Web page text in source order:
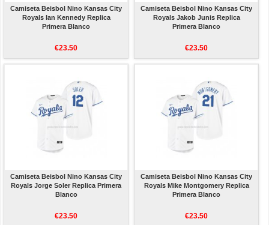
Camiseta Beisbol Nino Kansas City
Royals Ian Kennedy Replica
Primera Blanco
€23.50
Camiseta Beisbol Nino Kansas City
Royals Jakob Junis Replica
Primera Blanco
€23.50
Camiseta Beisbol Nino Kansas City
Royals Jorge Soler Replica Primera
Blanco
€23.50
Camiseta Beisbol Nino Kansas City
Royals Mike Montgomery Replica
Primera Blanco
€23.50